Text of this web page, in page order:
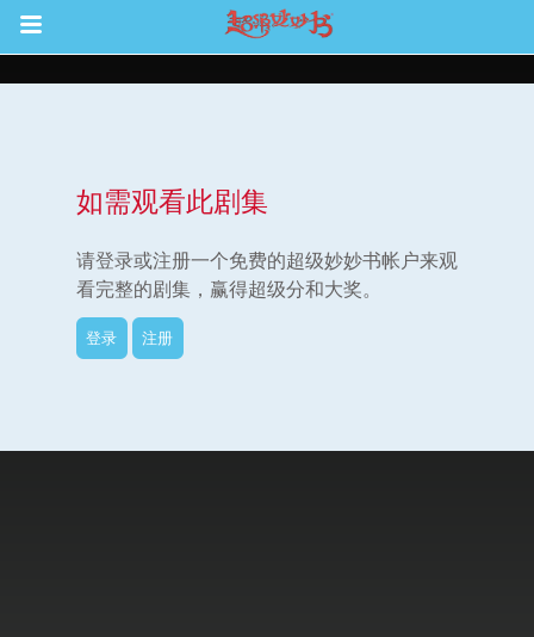
Return to Content
如需观看此剧集
请登录或注册一个免费的超级妙妙书帐户来观
看完整的剧集，赢得超级分和大奖。
登录 注册